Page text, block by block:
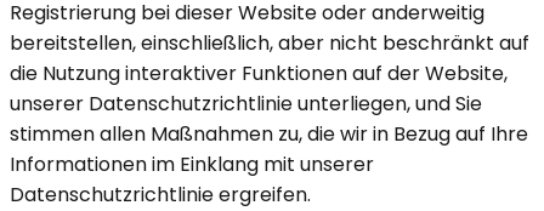
Registrierung bei dieser Website oder anderweitig
bereitstellen, einschließlich, aber nicht beschränkt auf
die Nutzung interaktiver Funktionen auf der Website,
unserer Datenschutzrichtlinie unterliegen, und Sie
stimmen allen Maßnahmen zu, die wir in Bezug auf Ihre
Informationen im Einklang mit unserer
Datenschutzrichtlinie ergreifen.